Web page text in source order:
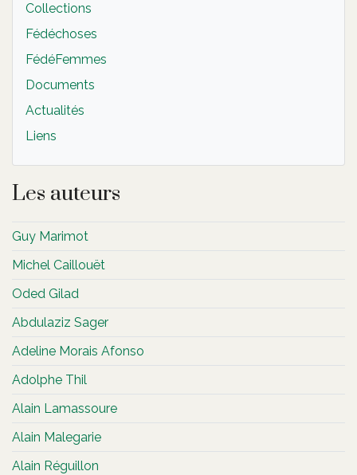
Collections
Fédéchoses
FédéFemmes
Documents
Actualités
Liens
Les auteurs
Guy Marimot
Michel Caillouët
Oded Gilad
Abdulaziz Sager
Adeline Morais Afonso
Adolphe Thil
Alain Lamassoure
Alain Malegarie
Alain Réguillon